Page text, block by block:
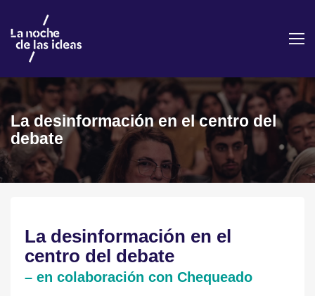
La desinformación en el centro del
debate
La desinformación en el
centro del debate
– en colaboración con Chequeado